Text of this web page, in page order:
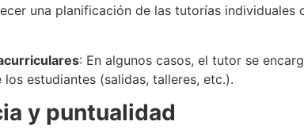
una planificación de las tutorías
: En algunos casos, el tutor se
estudiantes (salidas, talleres, etc.).
y puntualidad